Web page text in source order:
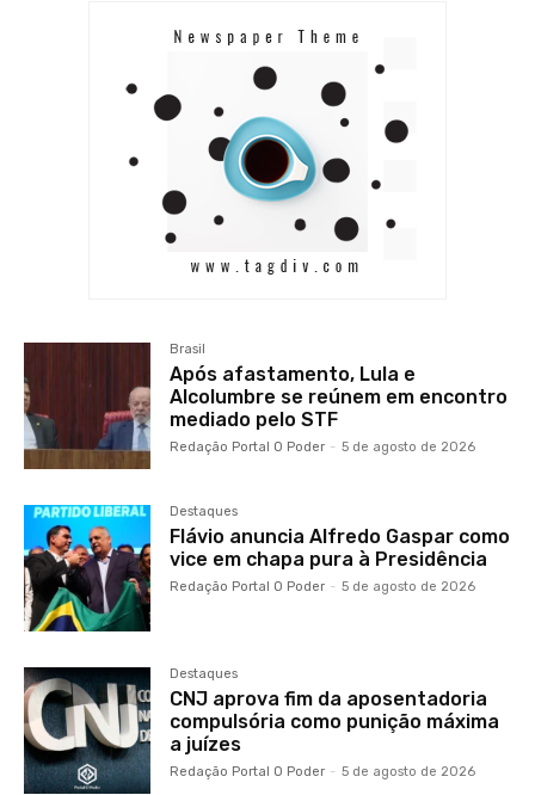
Brasil
Após afastamento, Lula e
Alcolumbre se reúnem em encontro
mediado pelo STF
Redação Portal O Poder - 5 de agosto de 2026
Destaques
Flávio anuncia Alfredo Gaspar como
vice em chapa pura à Presidência
Redação Portal O Poder - 5 de agosto de 2026
Destaques
CNJ aprova fim da aposentadoria
compulsória como punição máxima
a juízes
Redação Portal O Poder - 5 de agosto de 2026